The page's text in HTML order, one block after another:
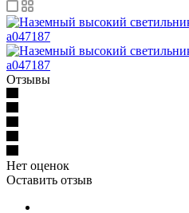
Отзывы
Нет оценок
Оставить отзыв